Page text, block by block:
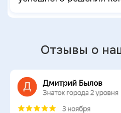
Отзывы о